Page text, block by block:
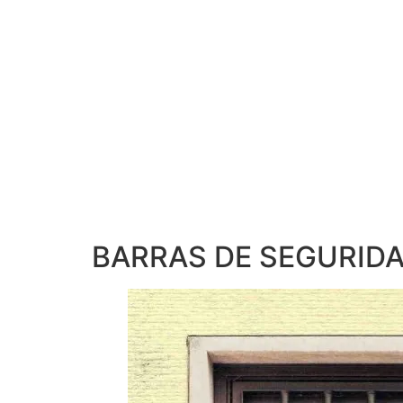
BARRAS DE